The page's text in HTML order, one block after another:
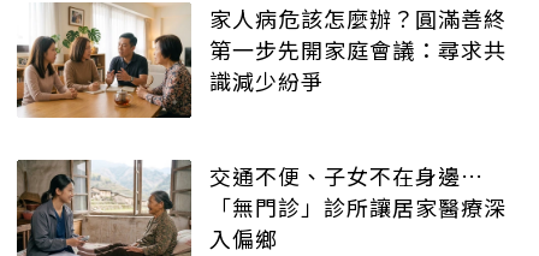
家人病危該怎麼辦？圓滿善終
第一步先開家庭會議：尋求共
識減少紛爭
交通不便、子女不在身邊…
「無門診」診所讓居家醫療深
入偏鄉